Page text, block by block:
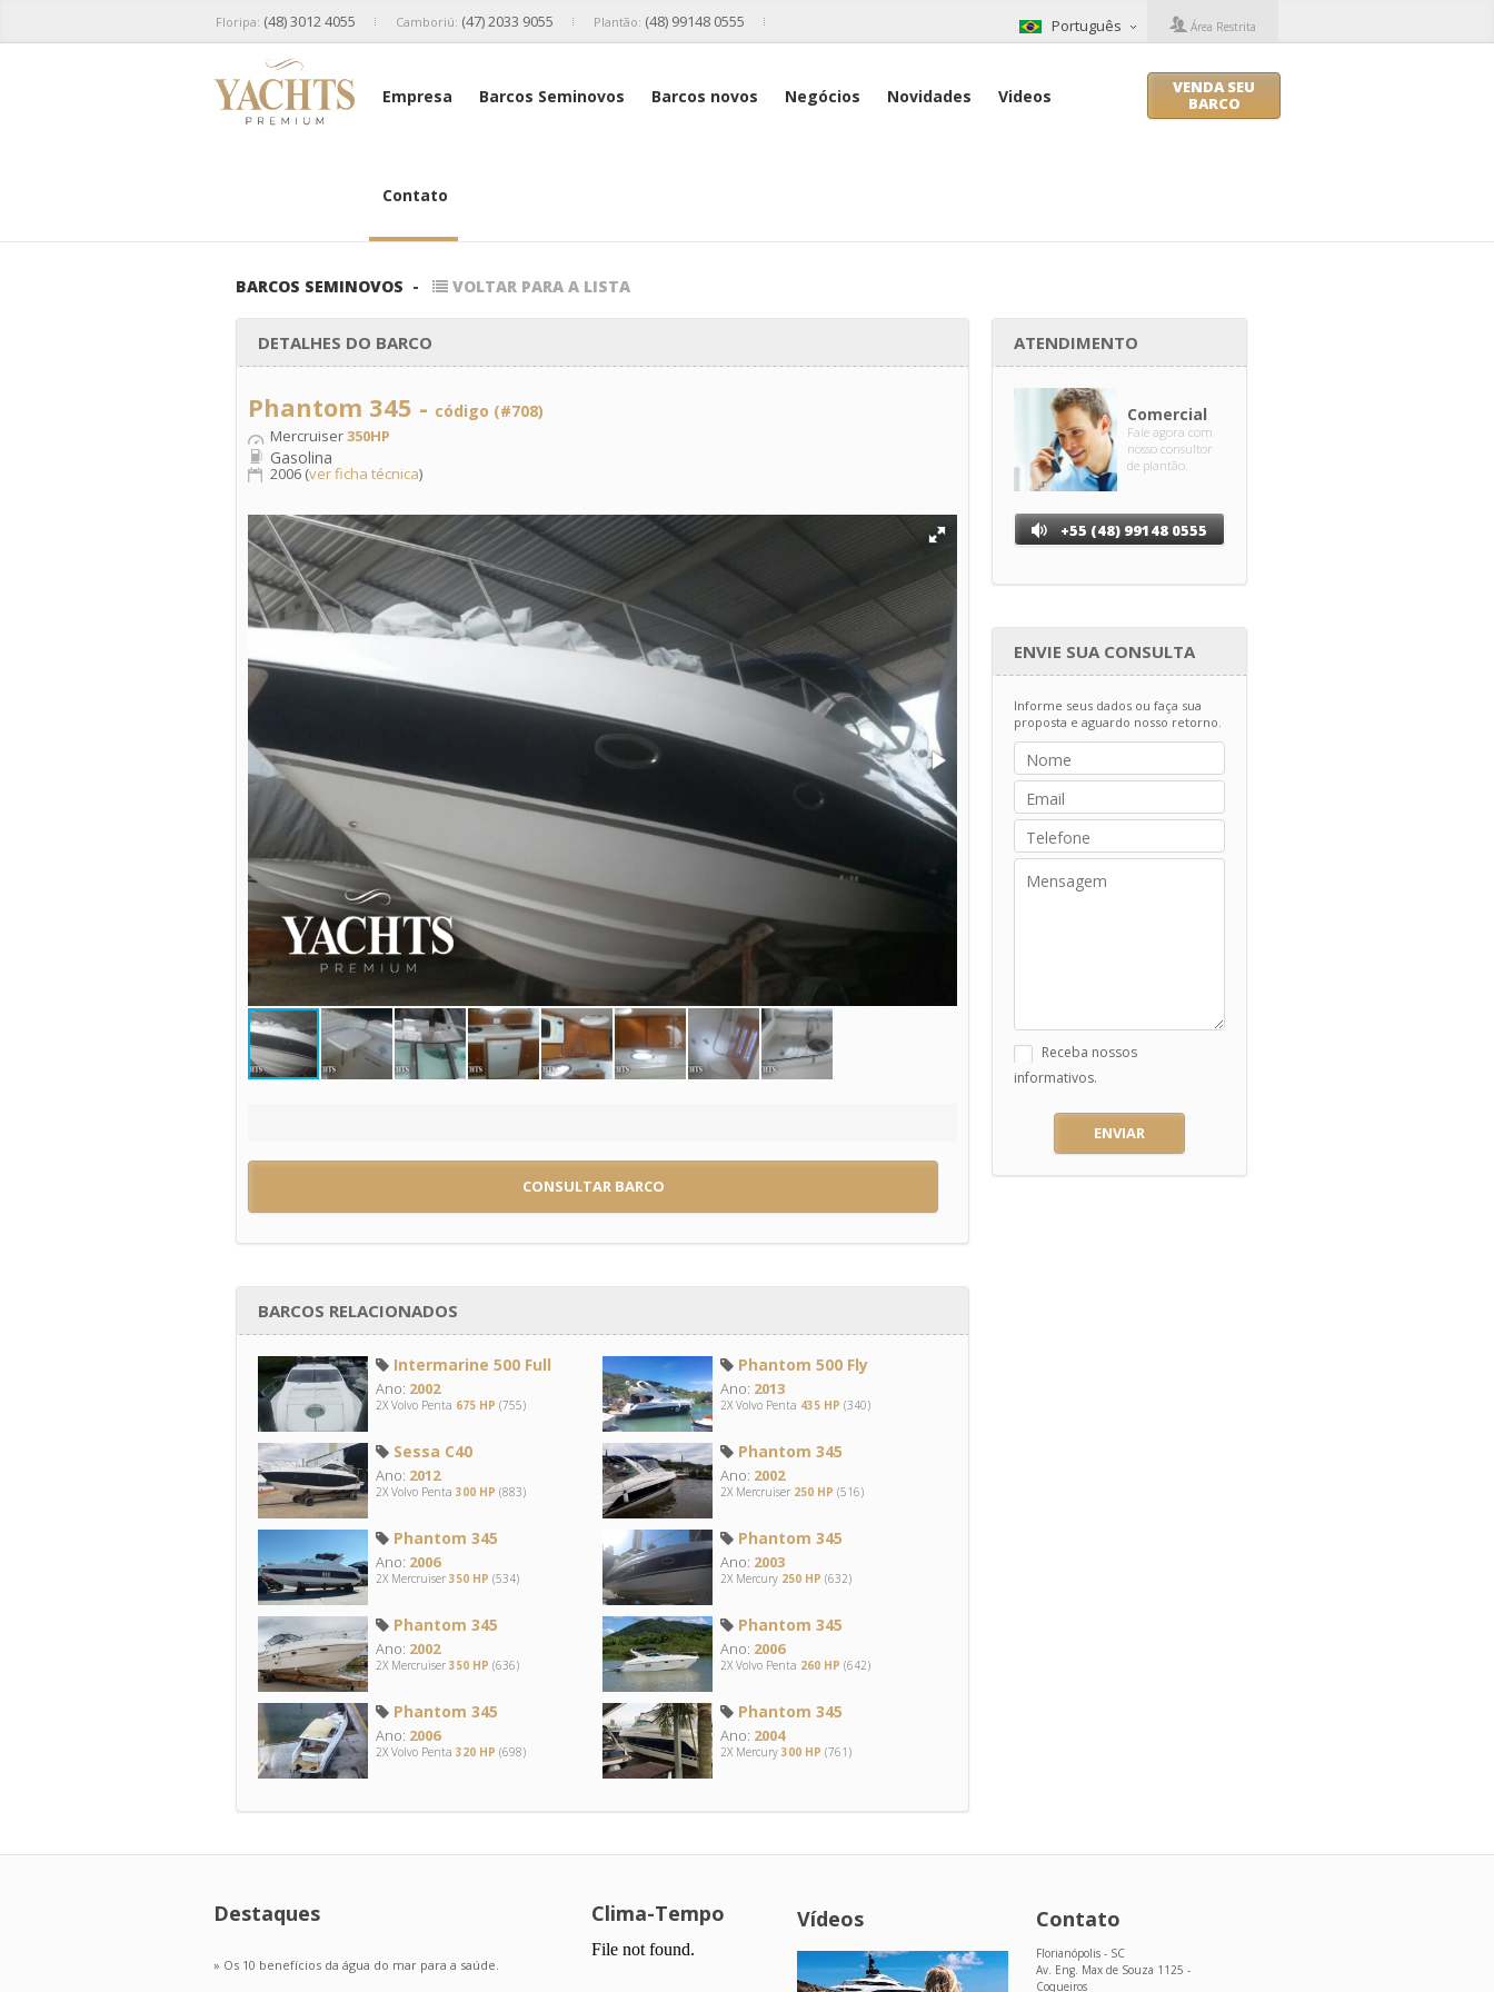
Floripa: (48) 3012 4055 Camboriú: (47) 2033 9055 Plantão: (48) 99148 0555 Português Área Restrita
Empresa Barcos Seminovos Barcos novos Negócios Novidades Videos
Contato
VENDA SEU
BARCO
BARCOS SEMINOVOS - VOLTAR PARA A LISTA
DETALHES DO BARCO
Phantom 345 - código (#708)
Mercruiser350HP
Gasolina
2006 (ver ficha técnica)
CONSULTAR BARCO
BARCOS RELACIONADOS
Intermarine 500 Full
Ano: 2002
2X Volvo Penta 675 HP (755)
Phantom 500 Fly
Ano: 2013
2X Volvo Penta 435 HP (340)
Sessa C40
Ano: 2012
2X Volvo Penta 300 HP (883)
Phantom 345
Ano: 2002
2X Mercruiser 250 HP (516)
Phantom 345
Ano: 2006
2X Mercruiser 350 HP (534)
Phantom 345
Ano: 2003
2X Mercury 250 HP (632)
Phantom 345
Ano: 2002
2X Mercruiser 350 HP (636)
Phantom 345
Ano: 2006
2X Volvo Penta 260 HP (642)
Phantom 345
Ano: 2006
2X Volvo Penta 320 HP (698)
Phantom 345
Ano: 2004
2X Mercury 300 HP (761)
ATENDIMENTO
Comercial
Fale agora com
nosso consultor
de plantão.
+55 (48) 99148 0555
ENVIE SUA CONSULTA
Informe seus dados ou faça sua
proposta e aguardo nosso retorno.
Receba nossos
informativos.
ENVIAR
Destaques
» Os 10 benefícios da água do mar para a saúde.
Clima-Tempo Vídeos Contato
Florianópolis - SC
Av. Eng. Max de Souza 1125 -
Coqueiros